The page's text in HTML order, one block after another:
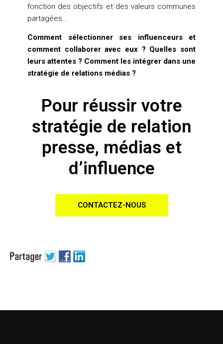
fonction des objectifs et des valeurs communes
partagées…
Comment sélectionner ses influenceurs et
comment collaborer avec eux ? Quelles sont
leurs attentes ? Comment les intégrer dans une
stratégie de relations médias ?
Pour réussir votre
stratégie de relation
presse, médias et
d’influence
CONTACTEZ-NOUS